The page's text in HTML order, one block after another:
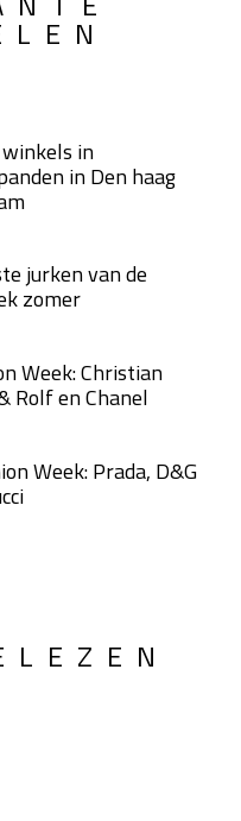
in
in Den haag
jurken van de
zomer
Week: Christian
Rolf en Chanel
Week: Prada, D&G